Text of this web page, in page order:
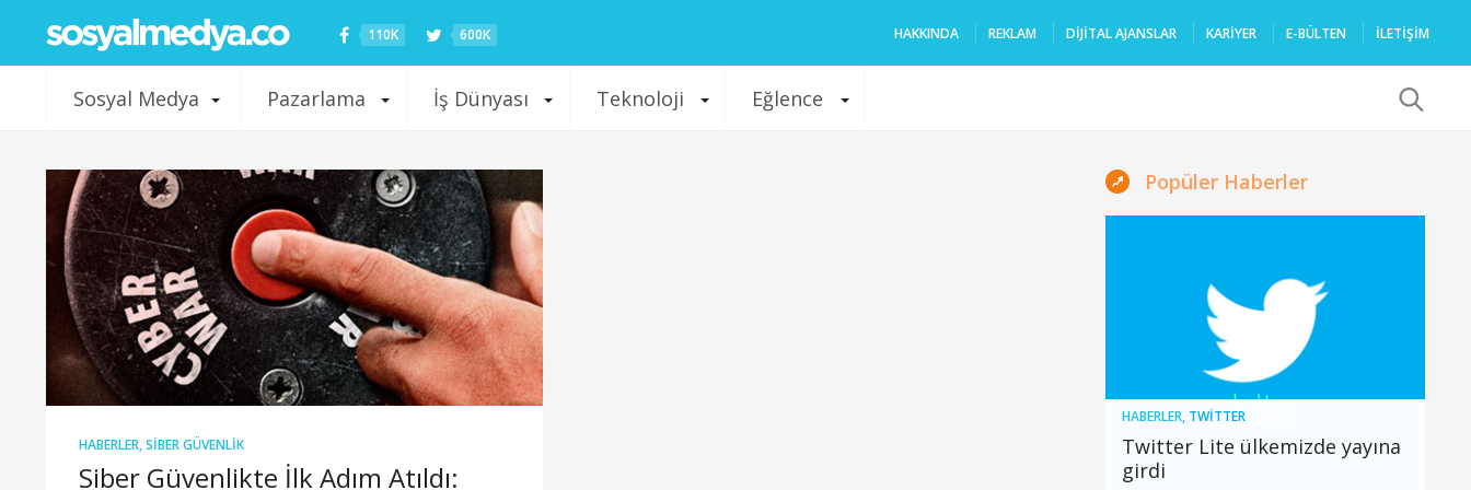
110K 600K HAKKINDA REKLAM DIJITAL AJANSLAR KARIYER E-BÜLTEN İLETİŞİM
Sosyal Medya Pazarlama İş Dünyası Teknoloji Eğlence
HABERLER,SIBER GÜVENLIK
Siber Güvenlikte İlk Adım Atıldı:
Popüler Haberler
HABERLER, TWITTER
Twitter Lite ülkemizde yayına
girdi